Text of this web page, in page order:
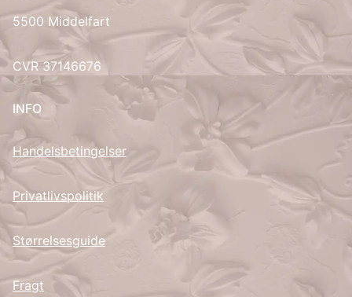
5500 Middelfart
CVR 37146676
INFO
Handelsbetingelser
Privatlivspolitik
Størrelsesguide
Fragt